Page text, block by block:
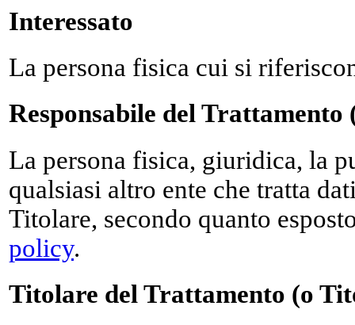
Interessato
La persona fisica cui si
Responsabile del Trattamento
La persona fisica, giuridica, la
qualsiasi altro ente che tratta
Titolare, secondo quanto
policy.
Titolare del Trattamento (o